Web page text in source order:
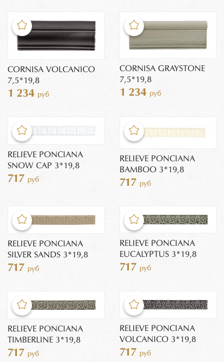
CORNISA VOLCANICO
7,5*19,8
1 234 руб
CORNISA GRAYSTONE
7,5*19,8
1 234 руб
RELIEVE PONCIANA
SNOW CAP 3*19,8
717 руб
RELIEVE PONCIANA
BAMBOO 3*19,8
717 руб
RELIEVE PONCIANA
SILVER SANDS 3*19,8
717 руб
RELIEVE PONCIANA
EUCALYPTUS 3*19,8
717 руб
RELIEVE PONCIANA
TIMBERLINE 3*19,8
717 руб
RELIEVE PONCIANA
VOLCANICO 3*19,8
717 руб